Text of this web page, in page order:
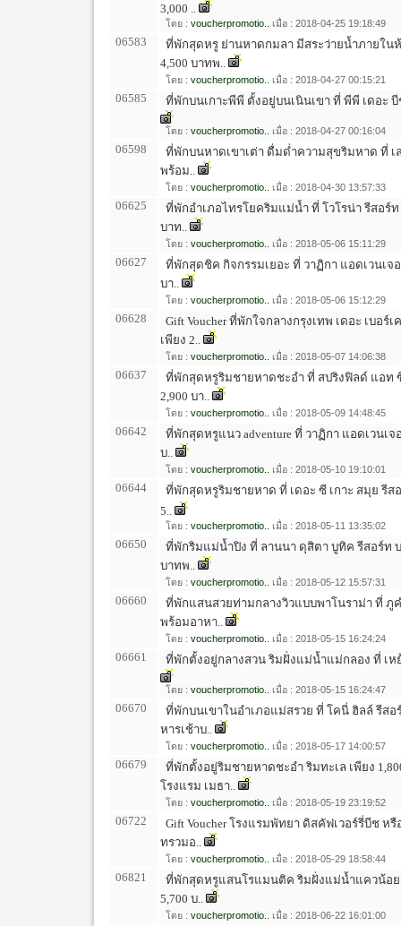
3,000 ..
โดย : voucherpromotio.. เมื่อ : 2018-04-25 19:18:49
06583
ที่พักสุดหรู ย่านหาดกมลา มีสระว่ายน้ำภายใน
4,500 บาทพ..
โดย : voucherpromotio.. เมื่อ : 2018-04-27 00:15:21
06585 ที่พักบนเกาะพีพี ตั้งอยู่บนเนินเขา ที่ พีพี เดอะ บี
โดย : voucherpromotio.. เมื่อ : 2018-04-27 00:16:04
06598
ที่พักบนหาดเขาเต่า ดื่มด่ำความสุขริมหาด ที่ เ
พร้อม..
โดย : voucherpromotio.. เมื่อ : 2018-04-30 13:57:33
06625
ที่พักอำเภอไทรโยคริมแม่น้ำ ที่ โวโรน่า รีสอร์ท
บาท..
โดย : voucherpromotio.. เมื่อ : 2018-05-06 15:11:29
06627
ที่พักสุดชิค กิจกรรมเยอะ ที่ วาฏิกา แอดเวนเจ
บา..
โดย : voucherpromotio.. เมื่อ : 2018-05-06 15:12:29
06628
Gift Voucher ที่พักใจกลางกรุงเทพ เดอะ เบอร์
เพียง 2..
โดย : voucherpromotio.. เมื่อ : 2018-05-07 14:06:38
06637
ที่พักสุดหรูริมชายหาดชะอำ ที่ สปริงฟิลด์ แอท
2,900 บา..
โดย : voucherpromotio.. เมื่อ : 2018-05-09 14:48:45
06642
ที่พักสุดหรูแนว adventure ที่ วาฏิกา แอดเวนเจ
บ..
โดย : voucherpromotio.. เมื่อ : 2018-05-10 19:10:01
06644
ที่พักสุดหรูริมชายหาด ที่ เดอะ ซี เกาะ สมุย รีสอ
5..
โดย : voucherpromotio.. เมื่อ : 2018-05-11 13:35:02
06650
ที่พักริมแม่น้ำปิง ที่ ลานนา ดุสิตา บูทิค รีสอร์ท บ
บาทพ..
โดย : voucherpromotio.. เมื่อ : 2018-05-12 15:57:31
06660
ที่พักแสนสวยท่ามกลางวิวแบบพาโนราม่า ที่ ภู
พร้อมอาหา..
โดย : voucherpromotio.. เมื่อ : 2018-05-15 16:24:24
06661 ที่พักตั้งอยู่กลางสวน ริมฝั่งแม่น้ำแม่กลอง ที่ เห
โดย : voucherpromotio.. เมื่อ : 2018-05-15 16:24:47
06670
ที่พักบนเขาในอำเภอแม่สรวย ที่ โคนี่ ฮิลล์ รีสอ
หารเช้าบ..
โดย : voucherpromotio.. เมื่อ : 2018-05-17 14:00:57
06679
ที่พักตั้งอยู่ริมชายหาดชะอำ ริมทะเล เพียง
โรงแรม เมธา..
โดย : voucherpromotio.. เมื่อ : 2018-05-19 23:19:52
06722
Gift Voucher โรงแรมพัทยา ดิสคัฟเวอร์รี่บีช ห
ทรวมอ..
โดย : voucherpromotio.. เมื่อ : 2018-05-29 18:58:44
06821
ที่พักสุดหรูแสนโรแมนติค ริมฝั่งแม่น้ำแควน้อย
5,700 บ..
โดย : voucherpromotio.. เมื่อ : 2018-06-22 16:01:00